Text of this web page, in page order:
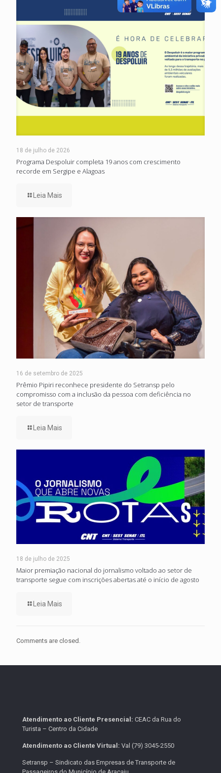
18 de julho de 2026
Programa Despoluir completa 19 anos com crescimento
recorde em Sergipe e Alagoas
Leia Mais
16 de setembro de 2025
Prêmio Pipiri reconhece presidente do Setransp pelo
compromisso com a inclusão da pessoa com deficiência no
setor de transporte
Leia Mais
18 de julho de 2025
Maior premiação nacional do jornalismo voltado ao setor de
transporte segue com inscrições abertas até o início de agosto
Leia Mais
Comments are closed.
Atendimento ao Cliente Presencial: CEAC da Rua do
Turista – Centro da Cidade
Atendimento ao Cliente Virtual: Val (79) 3045-2550
Setransp – Sindicato das Empresas de Transporte de